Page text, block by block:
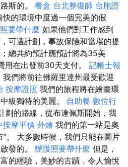
斯的。 餐盒 台北整復師 台胞證
的環境中度過一個完美的假
要帶什麼 如果他們對工作感到
可選計劃，事故保險和當場的提
總共約預計應預計將為35美
用在出發前30天支付。 記帳士報
們將前往佛羅里達州最受歡迎
按摩證照 我們的旅程將在繪畫環
級獨特的美麗。 自助餐 數位行
劃的路線，從布達佩斯開始，我
按摩平價 外燴 我們的第一站是奧
”。 大多數時候，我們只能在圖片
發的。 辦護照要帶什麼 但是，
的經驗，美妙的古蹟，令人愉悅